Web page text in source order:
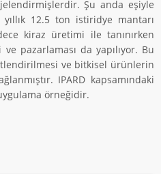
Şu anda eşiyle
12.5 ton istiridye mantarı
kiraz üretimi ile tanınırken
pazarlaması da yapılıyor. Bu
ve bitkisel ürünlerin
IPARD kapsamındaki
örneğidir.